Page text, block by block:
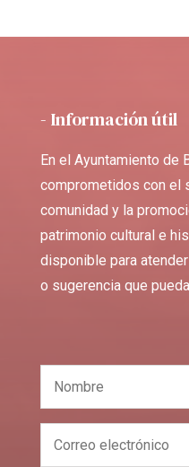
- Información útil
En el Ayuntamiento de
comprometidos con el
comunidad y la
patrimonio cultural e
disponible para
o sugerencia que